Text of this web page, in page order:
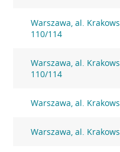
Warszawa, al.
110/114
Warszawa, al.
110/114
Warszawa, al.
Warszawa, al.